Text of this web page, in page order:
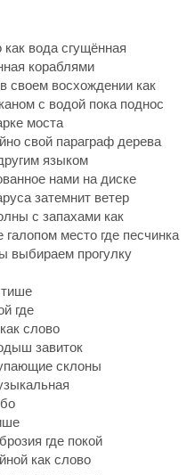
вода сгущённая
кораблями
своем восхождении как
с водой пока поднос
моста
свой параграф дерева
языком
нами на диске
затемнит ветер
с запахами как
место где песчинка
выбираем прогулку
где
слово
завиток
склоны
где покой
как слово